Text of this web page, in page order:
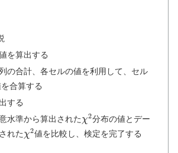
を算出する
の合計、各セルの値を利用して、セル
合算する
する
水準から算出された
2分布の値とデー
れた
2値を比較し、検定を完了する